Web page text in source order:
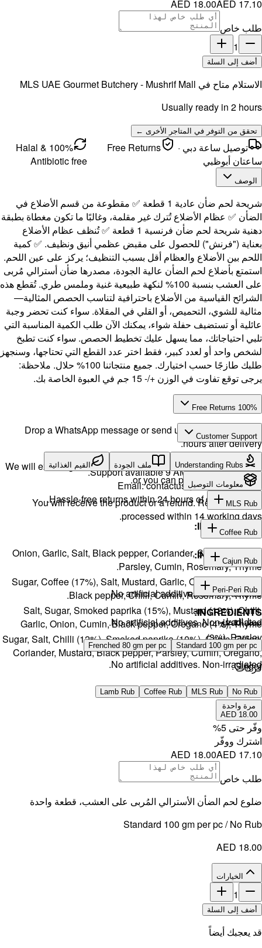
MLS
100% Halal &
الأضلاع في
مغطاة بطبقة
عظام الأضلاع
✅ كمية
عين اللحم.
مُربى
طري. تُقطع هذه
تحضر وجبة
التي
كنت تطبخ
وسنجهز
منتجاتنا 100% حلال. ملاحظة:
Drop
We will
You
Onion,
Sugar,
Salt,
Garlic,
Sugar, Salt,